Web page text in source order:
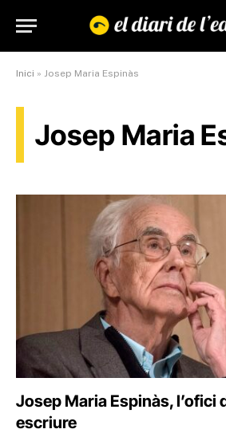
Inici » Josep Maria Espinàs
Josep Maria
Josep Maria Espinàs, l’ofici
escriure